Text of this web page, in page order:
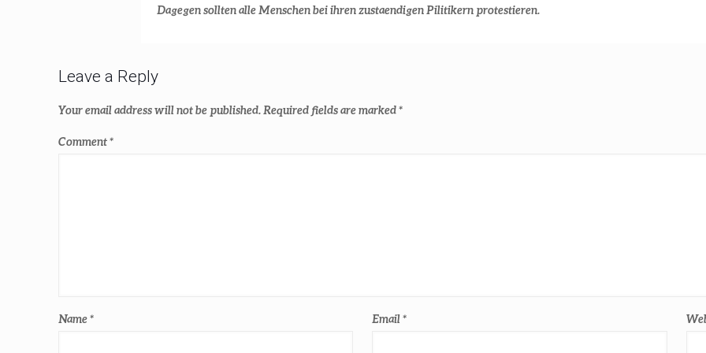
Dagegen sollten alle Menschen bei ihren zustaendigen Pilitikern protestieren.
Leave a Reply
Your email address will not be published. Required fields are marked*
Comment*
Name* Email*